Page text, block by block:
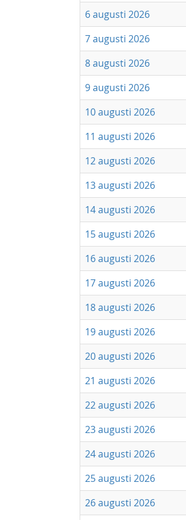
6 augusti 2026
7 augusti 2026
8 augusti 2026
9 augusti 2026
10 augusti 2026
11 augusti 2026
12 augusti 2026
13 augusti 2026
14 augusti 2026
15 augusti 2026
16 augusti 2026
17 augusti 2026
18 augusti 2026
19 augusti 2026
20 augusti 2026
21 augusti 2026
22 augusti 2026
23 augusti 2026
24 augusti 2026
25 augusti 2026
26 augusti 2026